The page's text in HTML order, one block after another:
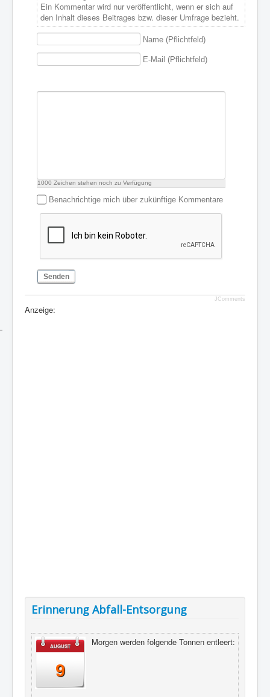
Ein Kommentar wird nur veröffentlicht, wenn er sich auf
den Inhalt dieses Beitrages bzw. dieser Umfrage bezieht.
Name (Pflichtfeld)
E-Mail (Pflichtfeld)
1000 Zeichen stehen noch zu Verfügung
Benachrichtige mich über zukünftige Kommentare
Senden
JComments
Anzeige:
Erinnerung Abfall-Entsorgung
AUGUST
9
Morgen werden folgende Tonnen entleert: